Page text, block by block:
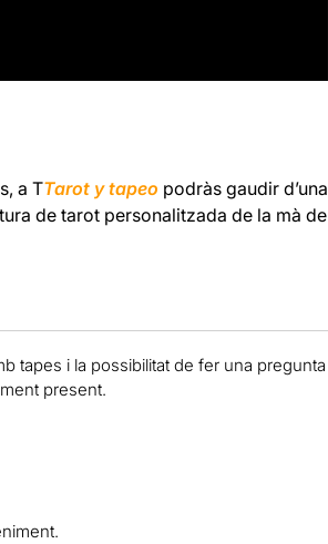
a TTarot y tapeo podràs gaudir d’una
de tarot personalitzada de la mà de
tapes i la possibilitat de fer una pregunta
present.